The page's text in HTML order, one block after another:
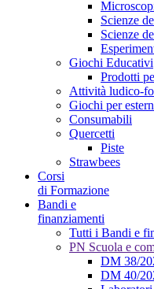
Scienze
Scienze
Giochi Educativi
Prodotti
Attività ludico-
Giochi per
Consumabili
Quercetti
Piste
Strawbees
Corsi
di Formazione
Bandi e
finanziamenti
Tutti i Bandi e
PN Scuola e
DM 38/
DM 40/